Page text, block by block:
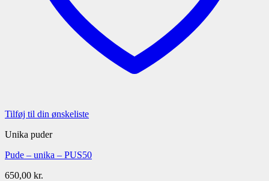
Tilføj til din ønskeliste
Unika puder
Pude – unika – PUS50
650,00 kr.